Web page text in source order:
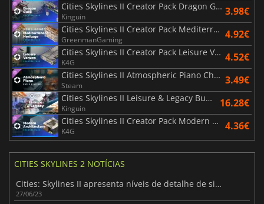
Cities Skylines II Creator Pack Dragon Gate
Kinguin 3.98€
Cities Skylines II Creator Pack Mediterranean Heritage
GreenmanGaming 4.92€
Cities Skylines II Creator Pack Leisure Venues
K4G 4.52€
Cities Skylines II Atmospheric Piano Channel
Steam 3.49€
Cities Skylines II Leisure & Legacy Bundle
Kinguin 16.28€
Cities Skylines II Creator Pack Modern Architecture
K4G 4.36€
CITIES SKYLINES 2 NOTÍCIAS
Cities: Skylines II apresenta níveis de detalhe de simulação sem precedentes
27/06/23